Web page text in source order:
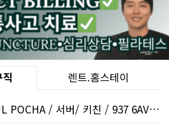
렌트.홈스테이
[답글] 소울포차/SOUL POCHA / 서버/ 키친 / 937 6AVE..